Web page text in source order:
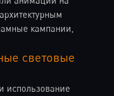
кампании,
световые
использование